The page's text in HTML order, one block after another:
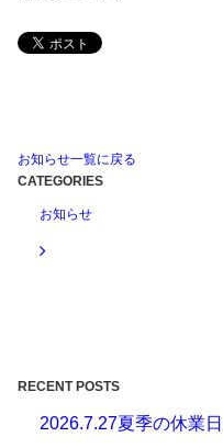
お知らせ一覧に戻る
CATEGORIES
お知らせ
RECENT POSTS
2026.7.27夏季の休業